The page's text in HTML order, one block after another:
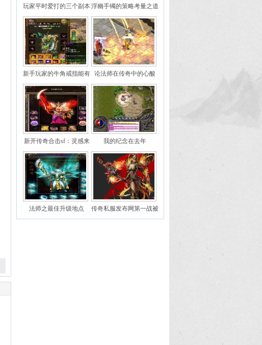
玩家平时爱打的三个副本浮幽手镯的策略考量之道
新手玩家的牛角戒指能有
多牛最强的属性超越紫碧
螺
论法师在传奇中的心酸
新开传奇合击sf：灵感来
自中医当年最难的玩法真
气石时代来了
我的纪念在去年
法师之最佳升级地点
传奇私服发布网第一战被
火舞者强势压制